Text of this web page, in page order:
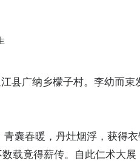
囊春暖，丹灶烟浮，获得
载竟得薪传。自此仁术大